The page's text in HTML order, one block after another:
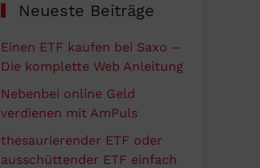
Neueste Beiträge
Einen ETF kaufen bei Saxo –
Die komplette Web Anleitung
Nebenbei online Geld
verdienen mit AmPuls
thesaurierender ETF oder
ausschüttender ETF einfach